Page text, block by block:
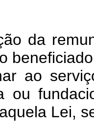
da
ao
ou
Lei,